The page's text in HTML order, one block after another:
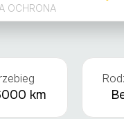
OCHRONA
km